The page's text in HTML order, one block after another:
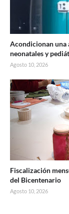
Acondicionan una
neonatales y
Agosto 10, 2026
Fiscalización
del Bicentenario
Agosto 10, 2026